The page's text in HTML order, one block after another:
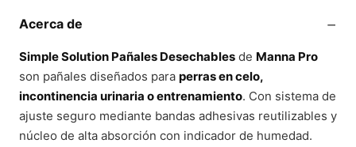
Acerca de −
Simple Solution Pañales Desechables de Manna Pro
son pañales diseñados para perras en celo,
incontinencia urinaria o entrenamiento. Con sistema de
ajuste seguro mediante bandas adhesivas reutilizables y
núcleo de alta absorción con indicador de humedad.